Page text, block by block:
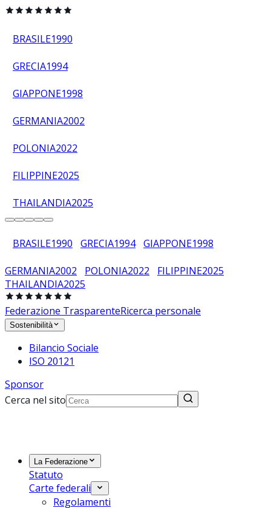
BRASILE1990
GRECIA1994
GIAPPONE1998
GERMANIA2002
POLONIA2022
FILIPPINE2025
THAILANDIA2025
BRASILE1990 GRECIA1994 GIAPPONE1998
GERMANIA2002 POLONIA2022 FILIPPINE2025
THAILANDIA2025
Federazione TrasparenteRicerca personale
Sostenibilità
Bilancio Sociale
ISO 20121
Sponsor
Cerca nel sito
La Federazione
Statuto
Carte federali
Regolamenti